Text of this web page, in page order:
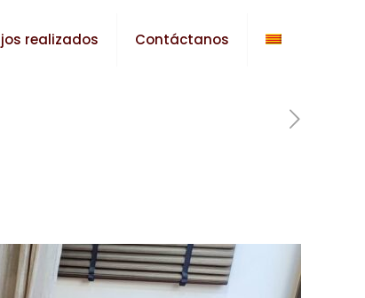
realizados Contáctanos